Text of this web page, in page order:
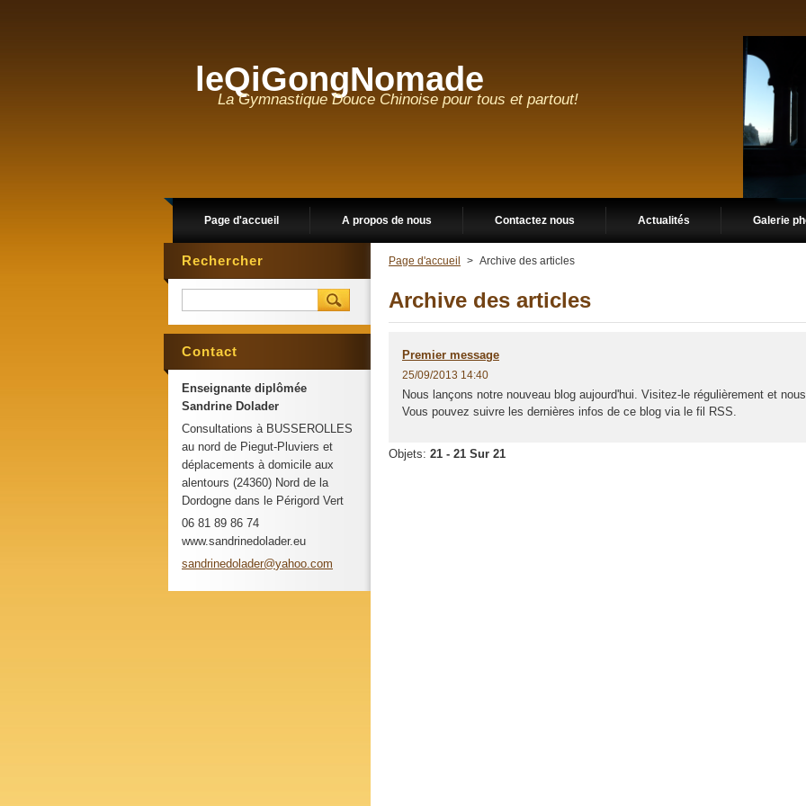
leQiGongNomade
La Gymnastique Douce Chinoise pour tous et partout!
Page d'accueil A propos de nous Contactez nous Actualités Galerie
Page d'accueil > Archive des articles
Archive des articles
Premier message
25/09/2013 14:40
Nous lançons notre nouveau blog aujourd'hui. Visitez-le régulièrement et
Vous pouvez suivre les dernières infos de ce blog via le fil RSS.
Objets: 21 - 21 Sur 21
Rechercher
Contact
Enseignante diplômée
Sandrine Dolader
Consultations à BUSSEROLLES
au nord de Piegut-Pluviers et
déplacements à domicile aux
alentours (24360) Nord de la
Dordogne dans le Périgord Vert
06 81 89 86 74
www.sandrinedolader.eu
sandrinedolader@yahoo.com